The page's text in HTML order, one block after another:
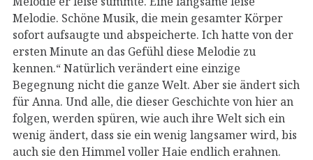
Melodie. Schöne Musik, die mein gesamter Körper
sofort aufsaugte und abspeicherte. Ich hatte von der
ersten Minute an das Gefühl diese Melodie zu
kennen.“ Natürlich verändert eine einzige
Begegnung nicht die ganze Welt. Aber sie ändert sich
für Anna. Und alle, die dieser Geschichte von hier an
folgen, werden spüren, wie auch ihre Welt sich ein
wenig ändert, dass sie ein wenig langsamer wird, bis
auch sie den Himmel voller Haie endlich erahnen.